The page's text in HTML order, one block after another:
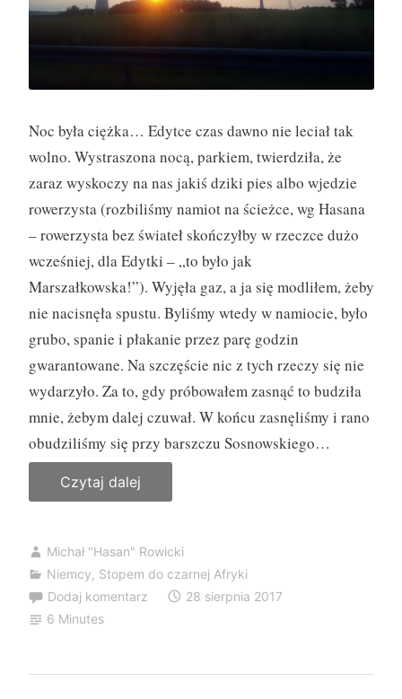
.
0
)
Noc była ciężka… Edytce czas dawno nie leciał tak
wolno. Wystraszona nocą, parkiem, twierdziła, że
zaraz wyskoczy na nas jakiś dziki pies albo wjedzie
rowerzysta (rozbiliśmy namiot na ścieżce, wg Hasana
– rowerzysta bez świateł skończyłby w rzeczce dużo
wcześniej, dla Edytki – „to było jak
Marszałkowska!”). Wyjęła gaz, a ja się modliłem, żeby
nie nacisnęła spustu. Byliśmy wtedy w namiocie, było
grubo, spanie i płakanie przez parę godzin
gwarantowane. Na szczęście nic z tych rzeczy się nie
wydarzyło. Za to, gdy próbowałem zasnąć to budziła
mnie, żebym dalej czuwał. W końcu zasnęliśmy i rano
obudziliśmy się przy barszczu Sosnowskiego…
Czytaj dalej
2
D
z
i
Michał "Hasan" Rowicki
Niemcy, Stopem do czarnej Afryki
Dodaj komentarz
28 sierpnia 2017
6 Minutes